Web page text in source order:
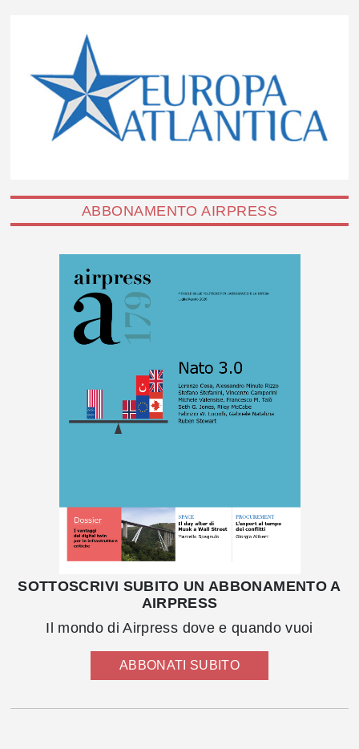
ABBONAMENTO AIRPRESS
SOTTOSCRIVI SUBITO UN ABBONAMENTO A
AIRPRESS
Il mondo di Airpress dove e quando vuoi
ABBONATI SUBITO